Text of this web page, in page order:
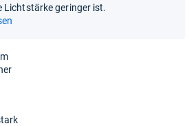
Lichtstärke geringer ist.